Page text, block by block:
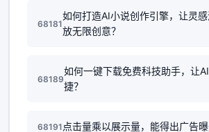
68181
如何打造AI小说创作引擎，让灵
放无限创意？
68189
如何一键下载免费科技助手，让
捷？
68191 点击量乘以展示量，能得出广告曝